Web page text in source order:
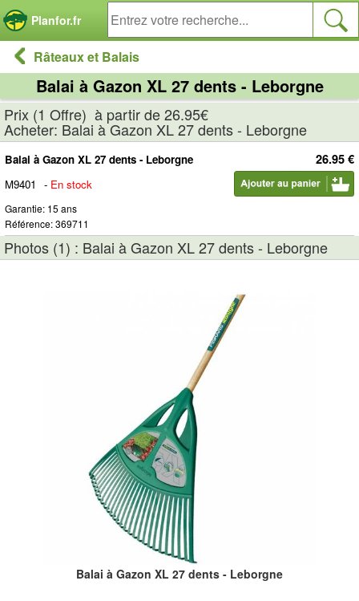
Planfor.fr
Râteaux et Balais
Balai à Gazon XL 27 dents - Leborgne
Prix (1 Offre) à partir de 26.95€
Acheter: Balai à Gazon XL 27 dents - Leborgne
26.95 €
Balai à Gazon XL 27 dents - Leborgne
M9401
- En stock
Garantie: 15 ans
Référence: 369711
Photos (1) : Balai à Gazon XL 27 dents - Leborgne
Balai à Gazon XL 27 dents - Leborgne
Panneau de gestion des cookies